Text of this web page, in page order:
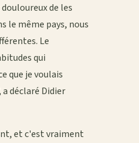
de les
le même pays, nous
Le
qui
que je voulais
déclaré Didier
et c'est vraiment